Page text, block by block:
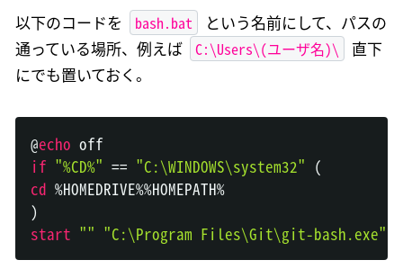
以下のコードを bash.bat
という名前にして、パスの
通っている場所、例えば
C:\Users\(ユーザ名)\
直下
にでも置いておく。
@echo off
if "%CD%" == "C:\WINDOWS\system32" (
cd %HOMEDRIVE%%HOMEPATH%
)
start "" "C:\Program Files\Git\git-bash.exe"